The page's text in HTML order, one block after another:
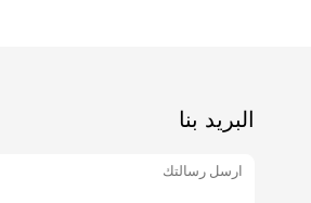
البريد بنا